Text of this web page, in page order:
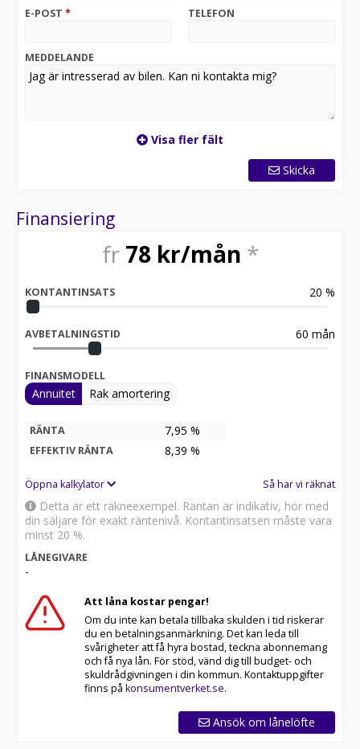
55g/CO2
E-POST * TELEFON
MEDDELANDE
Visa fler fält
Skicka
Finansiering
fr 78kr/mån *
KONTANTINSATS 20 %
AVBETALNINGSTID 60 mån
FINANSMODELL
Annuitet Rak amortering
RÄNTA 7,95 %
EFFEKTIV RÄNTA 8,39 %
Öppna kalkylator Så har vi räknat
Detta är ett räkneexempel. Räntan är indikativ, hör med
din säljare för exakt räntenivå. Kontantinsatsen måste vara
minst 20 %.
LÅNEGIVARE
-
Att låna kostar pengar!
Om du inte kan betala tillbaka skulden i tid riskerar
du en betalningsanmärkning. Det kan leda till
svårigheter att få hyra bostad, teckna abonnemang
och få nya lån. För stöd, vänd dig till budget- och
skuldrådgivningen i din kommun. Kontaktuppgifter
finns på konsumentverket.se.
Ansök om lånelöfte